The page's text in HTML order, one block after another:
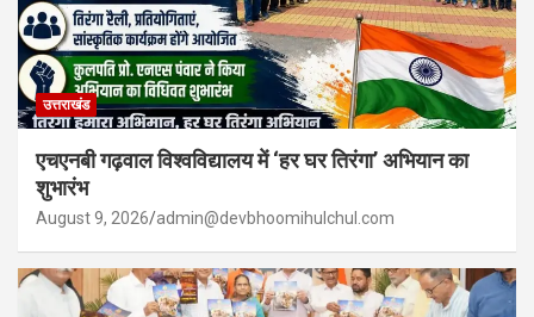
उत्तराखंड
एचएनबी गढ़वाल विश्वविद्यालय में ‘हर घर तिरंगा’ अभियान का
शुभारंभ
August 9, 2026 admin@devbhoomihulchul.com